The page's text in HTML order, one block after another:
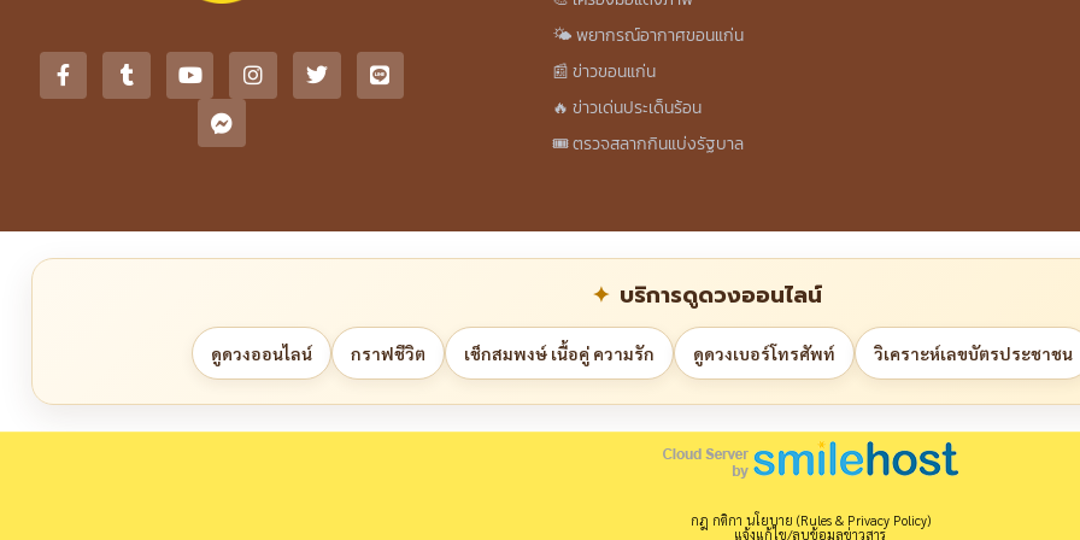
🌤️ พยากรณ์อากาศขอนแก่น
📰 ข่าวขอนแก่น
🔥 ข่าวเด่นประเด็นร้อน
🎟️ ตรวจสลากกินแบ่งรัฐบาล
บริการดูดวงออนไลน์
ดูดวงออนไลน์ กราฟชีวิต เช็กสมพงษ์ เนื้อคู่ ความรัก ดูดวงเบอร์โทรศัพท์ วิเคราะห์เลขบัตรประชาชน
กฎ กติกา นโยบาย (Rules & Privacy Policy)
แจ้งแก้ไข/ลบข้อมูลข่าวสาร